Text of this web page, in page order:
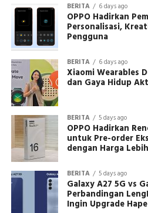
BERITA 6 days ago
OPPO Hadirkan
Personalisasi,
Pengguna
BERITA 6 days ago
Xiaomi Wearables
dan Gaya Hidup
BERITA 5 days ago
OPPO Hadirkan
untuk Pre-order
dengan Harga
BERITA 5 days ago
Galaxy A27 5G vs
Perbandingan
Ingin Upgrade Hape